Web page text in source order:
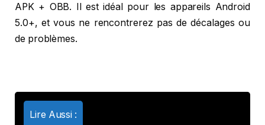
APK + OBB. Il est idéal pour les appareils Android
5.0+, et vous ne rencontrerez pas de décalages ou
de problèmes.
Lire Aussi :